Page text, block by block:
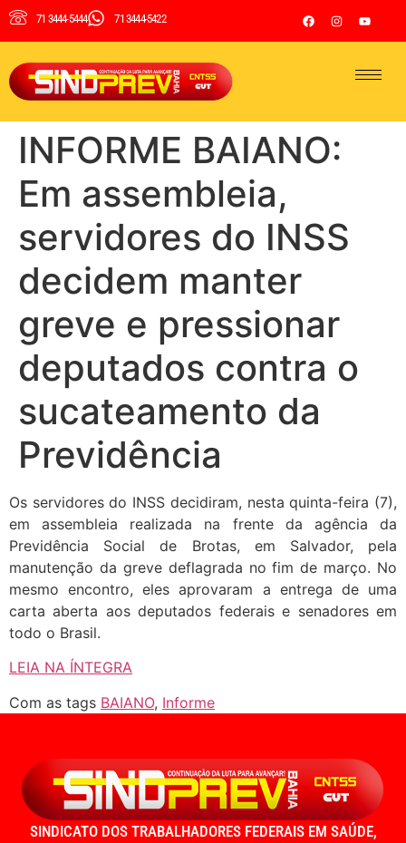
71 3444-5444 71 3444-5422
INFORME BAIANO:
Em assembleia,
servidores do INSS
decidem manter
greve e pressionar
deputados contra o
sucateamento da
Previdência
Os servidores do INSS decidiram, nesta quinta-feira (7),
em assembleia realizada na frente da agência da
Previdência Social de Brotas, em Salvador, pela
manutenção da greve deflagrada no fim de março. No
mesmo encontro, eles aprovaram a entrega de uma
carta aberta aos deputados federais e senadores em
todo o Brasil.
LEIA NA ÍNTEGRA
Com as tags BAIANO, Informe
SINDICATO DOS TRABALHADORES FEDERAIS EM SAÚDE,